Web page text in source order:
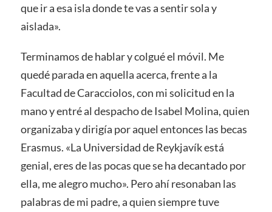
que ir a esa isla donde te vas a sentir sola y
aislada».
Terminamos de hablar y colgué el móvil. Me
quedé parada en aquella acerca, frente a la
Facultad de Caracciolos, con mi solicitud en la
mano y entré al despacho de Isabel Molina, quien
organizaba y dirigía por aquel entonces las becas
Erasmus. «La Universidad de Reykjavík está
genial, eres de las pocas que se ha decantado por
ella, me alegro mucho». Pero ahí resonaban las
palabras de mi padre, a quien siempre tuve